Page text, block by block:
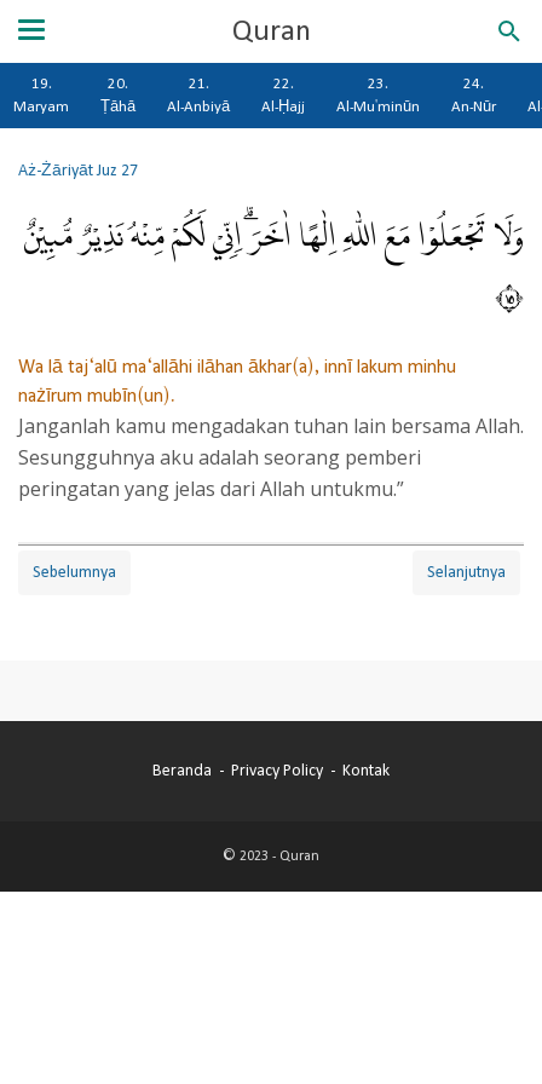
Quran
19.
Maryam
20.
Ṭāhā
21.
Al-Anbiyā
22.
Al-Ḥajj
23.
Al-Mu'minūn
24.
An-Nūr
Aż-ŻāriyātJuz 27
وَلَا تَجْعَلُوْا مَعَ اللّٰهِ اِلٰهًا اٰخَرَۗ اِنِّيْ لَكُمْ مِّنْهُ نَذِيْرٌ مُّبِيْنٌ
٥١
Wa lā taj‘alū ma‘allāhi ilāhan ākhar(a), innī lakum minhu
nażīrum mubīn(un).
Janganlah kamu mengadakan tuhan lain bersama Allah.
Sesungguhnya aku adalah seorang pemberi
peringatan yang jelas dari Allah untukmu.”
Sebelumnya Selanjutnya
Beranda Privacy Policy Kontak
© 2023 - Quran